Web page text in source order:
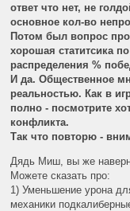
ответ что нет, не
основное кол-во
Потом был вопрос про
хорошая статитсика
распределения %
И да. Общественное
реальностью. Как в
полно - посмотрите
конфликта.
Так что повторю -
Дядь Миш, вы же
Можете сказать про:
1) Уменьшение урона
механики